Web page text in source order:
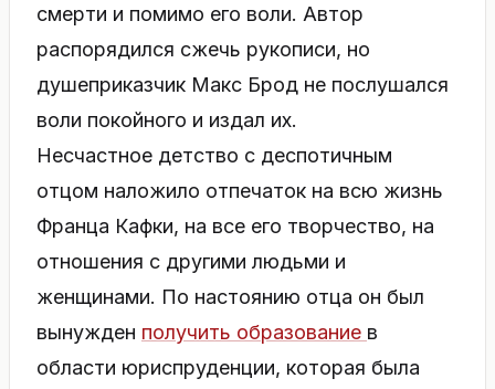
смерти и помимо его воли. Автор
распорядился сжечь рукописи, но
душеприказчик Макс Брод не послушался
воли покойного и издал их.
Несчастное детство с деспотичным
отцом наложило отпечаток на всю жизнь
Франца Кафки, на все его творчество, на
отношения с другими людьми и
женщинами. По настоянию отца он был
вынужден получить образование в
области юриспруденции, которая была